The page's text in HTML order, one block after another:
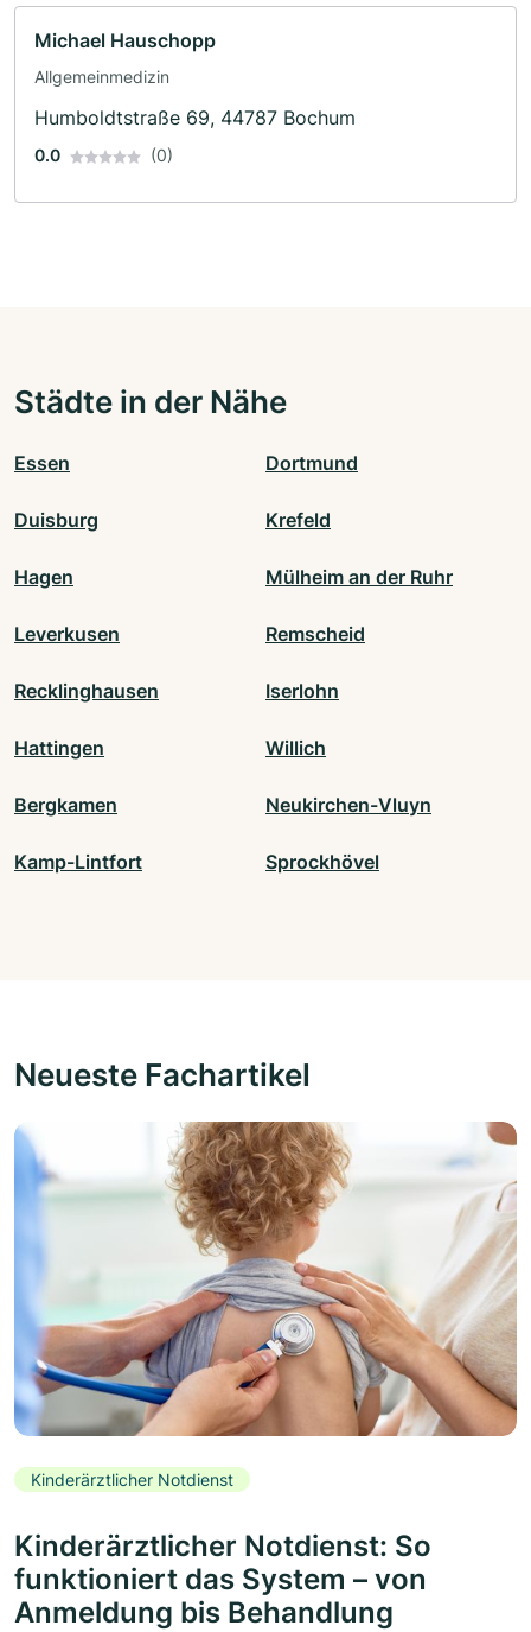
Michael Hauschopp
Allgemeinmedizin
Humboldtstraße 69, 44787 Bochum
0.0 (0)
Städte in der Nähe
Essen Dortmund
Duisburg Krefeld
Hagen Mülheim an der Ruhr
Leverkusen Remscheid
Recklinghausen Iserlohn
Hattingen Willich
Bergkamen Neukirchen-Vluyn
Kamp-Lintfort Sprockhövel
Neueste Fachartikel
Kinderärztlicher Notdienst
Kinderärztlicher Notdienst: So
funktioniert das System – von
Anmeldung bis Behandlung